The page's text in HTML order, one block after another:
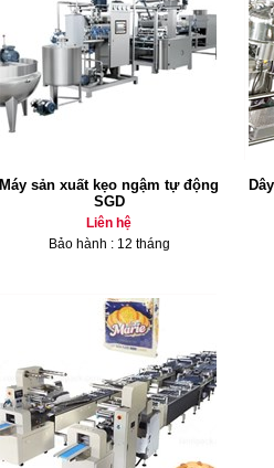
Máy sản xuất kẹo ngậm tự động
SGD
Liên hệ
Bảo hành : 12 tháng